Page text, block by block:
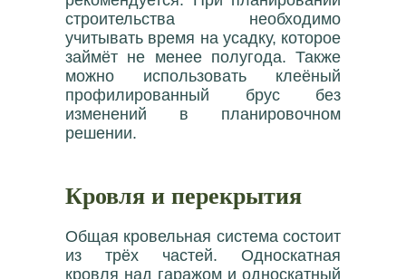
строительства необходимо
учитывать время на усадку, которое
займёт не менее полугода. Также
можно использовать клеёный
профилированный брус без
изменений в планировочном
решении.
Кровля и перекрытия
Общая кровельная система состоит
из трёх частей. Односкатная
кровля над гаражом и односкатный